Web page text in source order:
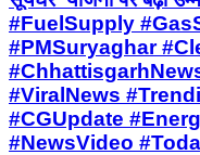
#FuelSupply
#PMSuryaghar
#ViralNews
#CGUpdate
#NewsVideo